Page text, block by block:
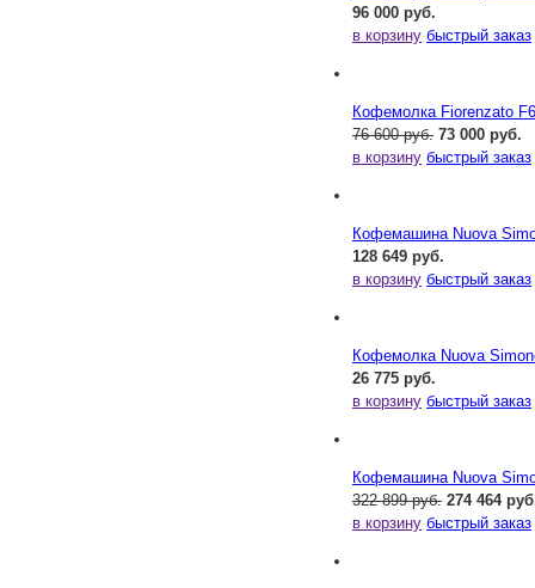
96 000 руб.
в корзину быстрый заказ
Кофемолка Fiorenzato
76 600 руб. 73 000 руб.
в корзину быстрый заказ
Кофемашина Nuova
128 649 руб.
в корзину быстрый заказ
Кофемолка Nuova
26 775 руб.
в корзину быстрый заказ
Кофемашина Nuova
322 899 руб. 274 464
в корзину быстрый заказ